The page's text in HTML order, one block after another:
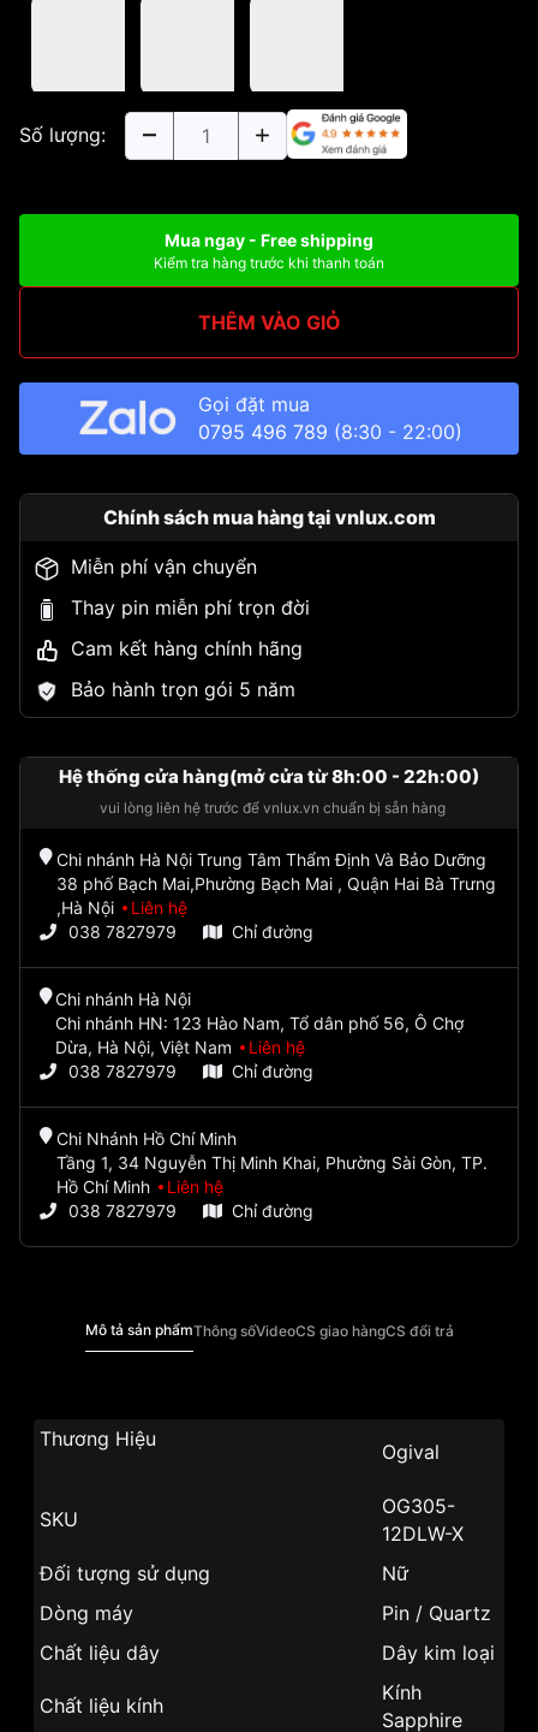
Số lượng:
Mua ngay - Free shipping
Kiểm tra hàng trước khi thanh toán
THÊM VÀO GIỎ
Gọi đặt mua
0795 496 789 (8:30 - 22:00)
Chính sách mua hàng tại vnlux.com
Miễn phí vận chuyển
Thay pin miễn phí trọn đời
Cam kết hàng chính hãng
Bảo hành trọn gói 5 năm
Hệ thống cửa hàng(mở cửa từ 8h:00 - 22h:00)
vui lòng liên hệ trước để vnlux.vn chuẩn bị sẵn hàng
Chi nhánh Hà Nội Trung Tâm Thẩm Định Và Bảo Dưỡng
38 phố Bạch Mai,Phường Bạch Mai , Quận Hai Bà Trưng
,Hà Nội
Liên hệ
038 7827979
Chỉ đường
Chi nhánh Hà Nội
Chi nhánh HN: 123 Hào Nam, Tổ dân phố 56, Ô Chợ
Dừa, Hà Nội, Việt Nam
Liên hệ
038 7827979
Chỉ đường
Chi Nhánh Hồ Chí Minh
Tầng 1, 34 Nguyễn Thị Minh Khai, Phường Sài Gòn, TP.
Hồ Chí Minh
Liên hệ
038 7827979
Chỉ đường
Mô tả sản phẩmThông sốVideoCS giao hàngCS đổi trả
Thương Hiệu
Ogival
SKU
OG305-
12DLW-X
Đối tượng sử dụng
Nữ
Dòng máy
Pin / Quartz
Chất liệu dây
Dây kim loại
Chất liệu kính
Kính
Sapphire